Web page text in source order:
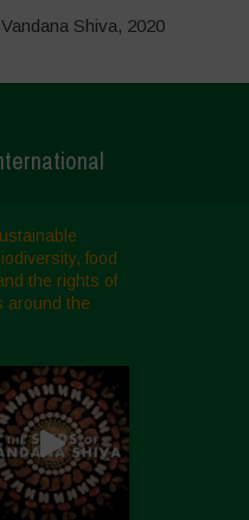
Shiva, 2020
food
the rights of
around the